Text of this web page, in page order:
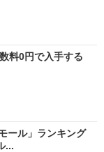
料0円で入手する
ール」ランキング
...